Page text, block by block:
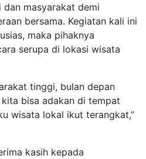
masyarakat demi
bersama. Kegiatan kali ini
maka pihaknya
serupa di lokasi wisata
tinggi, bulan depan
bisa adakan di tempat
wisata lokal ikut terangkat,”
kasih kepada